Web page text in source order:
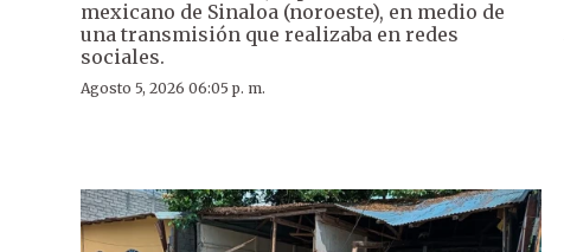
mexicano de Sinaloa (noroeste), en medio de
una transmisión que realizaba en redes
sociales.
Agosto 5, 2026 06:05 p. m.